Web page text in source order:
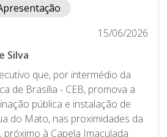
15/06/2026
Silva
que, por intermédio da
de Brasília - CEB, promova a
pública e instalação de
do Mato, nas proximidades da
próximo à Capela Imaculada